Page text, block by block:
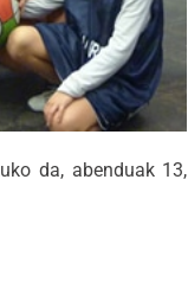
da, abenduak 13,